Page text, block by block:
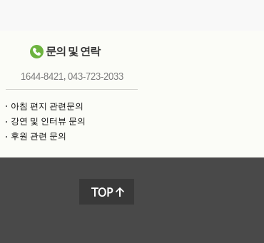
문의 및 연락
1644-8421, 043-723-2033
아침 편지 관련문의
강연 및 인터뷰 문의
후원 관련 문의